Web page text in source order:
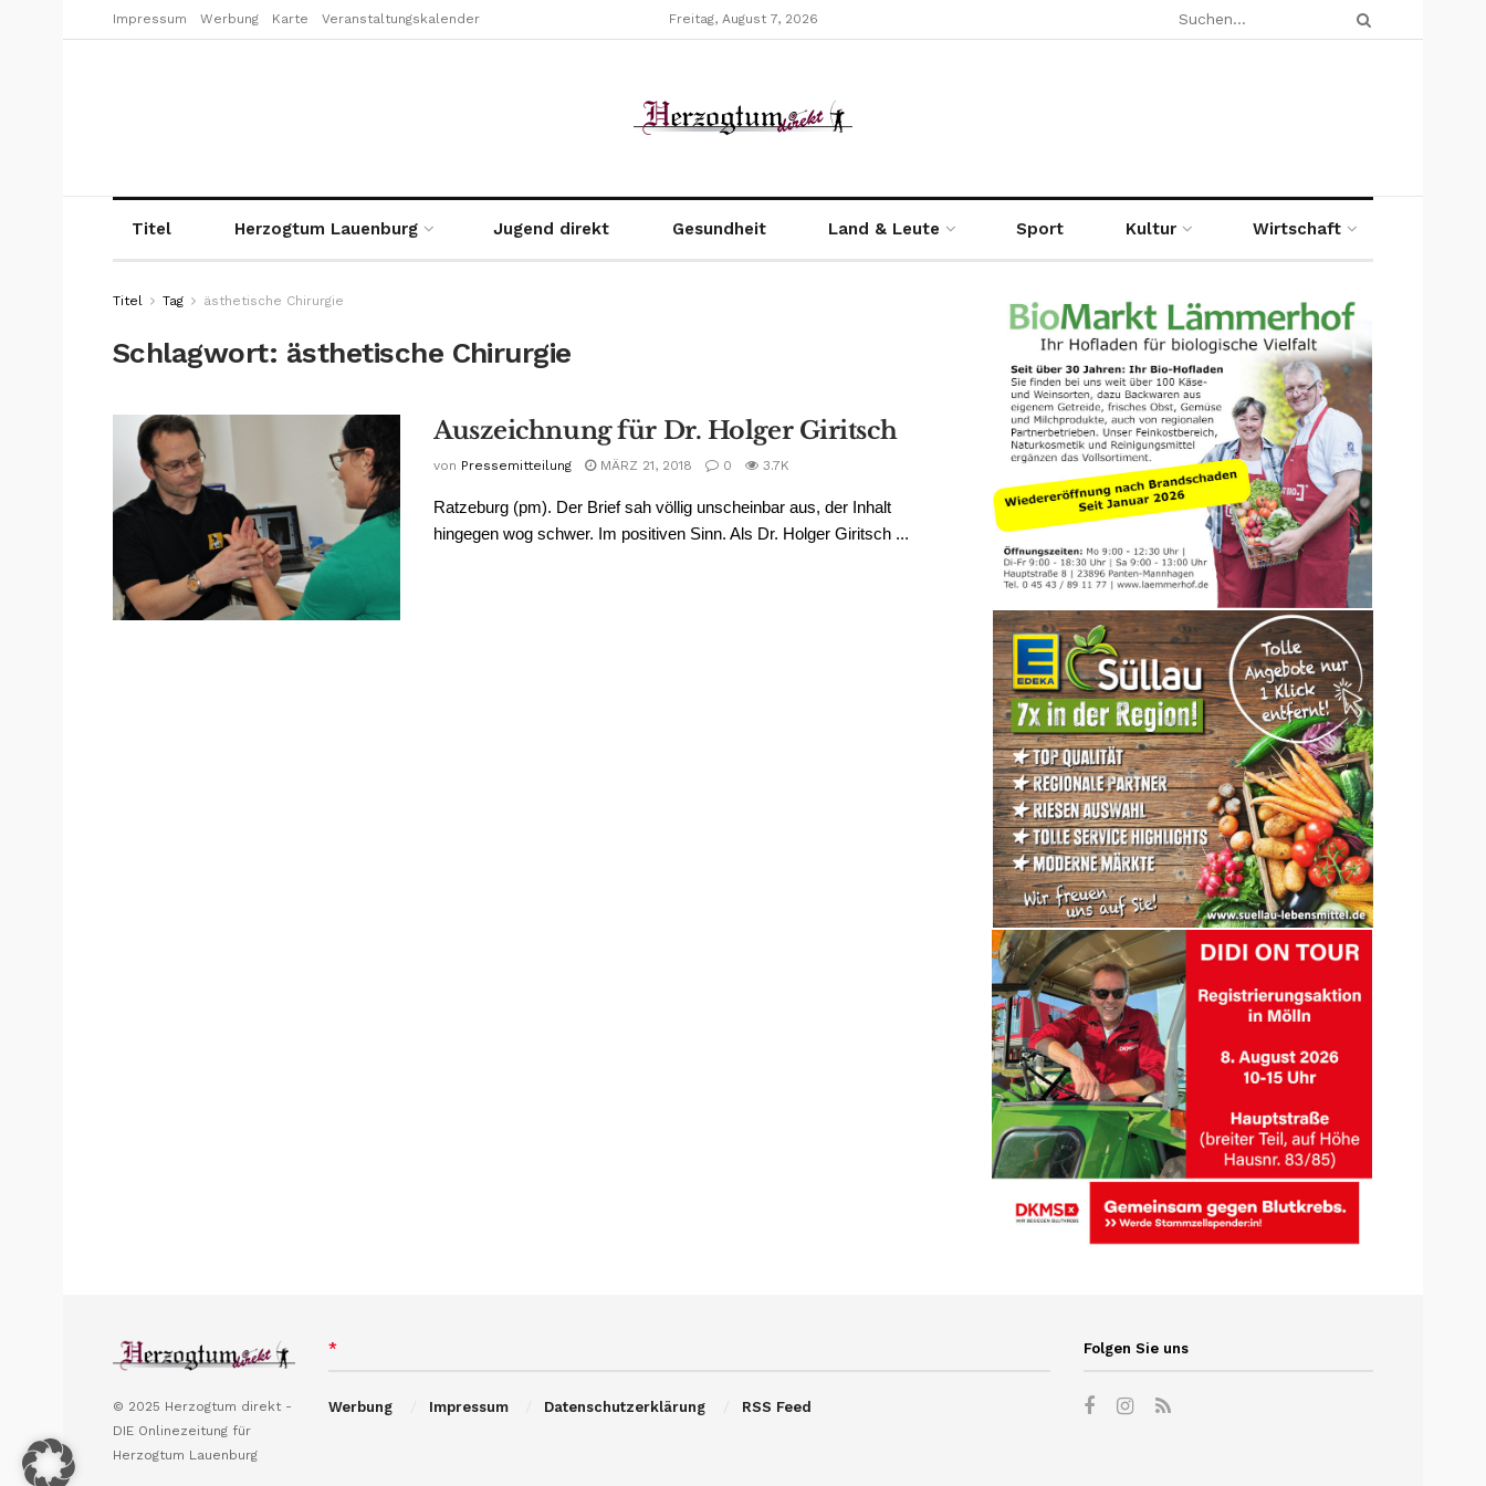
Impressum Werbung Karte Veranstaltungskalender Freitag, August 7, 2026
Titel Herzogtum Lauenburg Jugend direkt Gesundheit Land & Leute Sport Kultur Wirtschaft
Titel Tag ästhetische Chirurgie
Schlagwort: ästhetische Chirurgie
Auszeichnung für Dr. Holger Giritsch
von Pressemitteilung MÄRZ 21, 2018 0 3.7K
Ratzeburg (pm). Der Brief sah völlig unscheinbar aus, der Inhalt
hingegen wog schwer. Im positiven Sinn. Als Dr. Holger Giritsch ...
© 2025 Herzogtum direkt -
DIE Onlinezeitung für
Herzogtum Lauenburg
*
Werbung Impressum Datenschutzerklärung RSS Feed
Folgen Sie uns